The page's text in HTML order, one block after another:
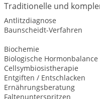
Traditionelle und
Antlitzdiagnose
Baunscheidt-Verfahren
Biochemie
Biologische Hormonbalance
Cellsymbiosistherapie
Entgiften / Entschlacken
Ernährungsberatung
Faltenunterspritzen